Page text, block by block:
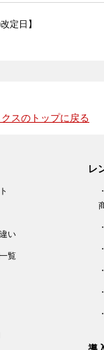
定日】
スのトップに戻る
い
覧
レ